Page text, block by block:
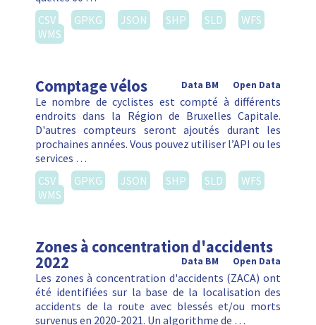
CSV
GPKG JSON SHP SLD
WFS
WMS
Comptage vélos Open Data
Data BM
Le nombre de cyclistes est compté à différents
endroits dans la Région de Bruxelles Capitale.
D'autres compteurs seront ajoutés durant les
prochaines années. Vous pouvez utiliser l’API ou les
services …
CSV
GPKG JSON SHP SLD
WFS
WMS
Zones à concentration d'accidents
2022 Open Data
Data BM
Les zones à concentration d'accidents (ZACA) ont
été identifiées sur la base de la localisation des
accidents de la route avec blessés et/ou morts
survenus en 2020-2021. Un algorithme de …